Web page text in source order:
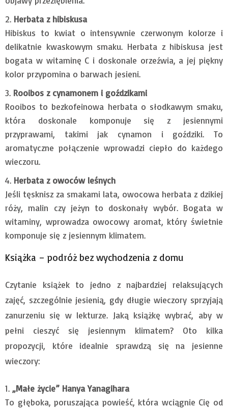
Herbata z hibiskusa
Hibiskus to kwiat o intensywnie czerwonym kolorze i
delikatnie kwaskowym smaku. Herbata z hibiskusa jest
bogata w witaminę C i doskonale orzeźwia, a jej piękny
kolor przypomina o barwach jesieni.
Rooibos z cynamonem i goździkami
Rooibos to bezkofeinowa herbata o słodkawym smaku,
która doskonale komponuje się z jesiennymi
przyprawami, takimi jak cynamon i goździki. To
aromatyczne połączenie wprowadzi ciepło do każdego
wieczoru.
Herbata z owoców leśnych
Jeśli tęsknisz za smakami lata, owocowa herbata z dzikiej
róży, malin czy jeżyn to doskonały wybór. Bogata w
witaminy, wprowadza owocowy aromat, który świetnie
komponuje się z jesiennym klimatem.
Książka – podróż bez wychodzenia z domu
Czytanie książek to jedno z najbardziej relaksujących
zajęć, szczególnie jesienią, gdy długie wieczory sprzyjają
zanurzeniu się w lekturze. Jaką książkę wybrać, aby w
pełni cieszyć się jesiennym klimatem? Oto kilka
propozycji, które idealnie sprawdzą się na jesienne
wieczory:
„Małe życie” Hanya Yanagihara
To głęboka, poruszająca powieść, która wciągnie Cię od